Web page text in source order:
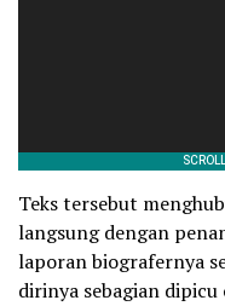
Teks tersebut
langsung dengan
laporan biografernya
dirinya sebagian